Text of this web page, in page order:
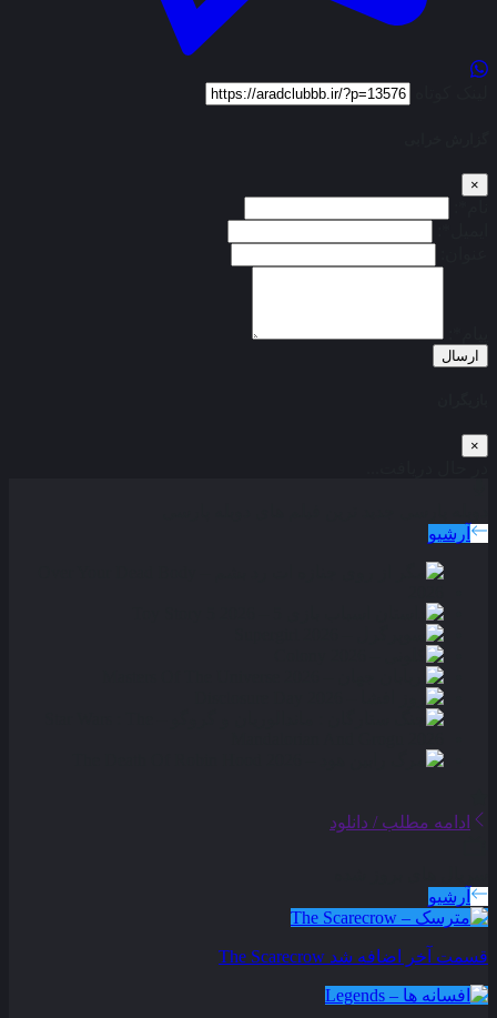
×
ارسال
×
آرشیو
ادامه مطلب / دانلود
آرشیو
قسمت آخر اضافه شد The Scarecrow